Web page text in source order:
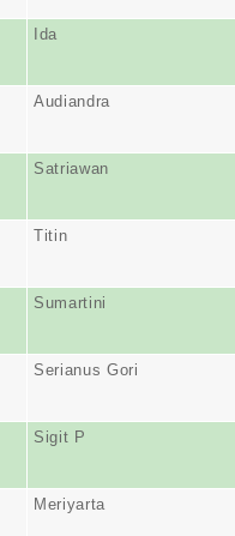
Ida
Audiandra
Satriawan
Titin
Sumartini
Serianus Gori
Sigit P
Meriyarta